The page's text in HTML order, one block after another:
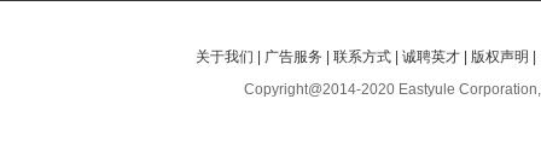
关于我们 广告服务 |联系方式 |诚聘英才 版权声明
Copyright@2014-2020 Eastyule